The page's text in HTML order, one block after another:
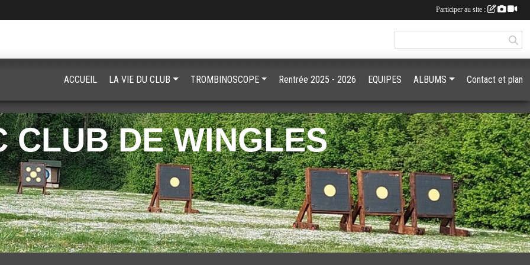
CLUB DE WINGLES
ACCUEIL LA VIE DU CLUB TROMBINOSCOPE Rentrée 2025 - 2026 EQUIPES ALBUMS Contact et plan
Participer au site :